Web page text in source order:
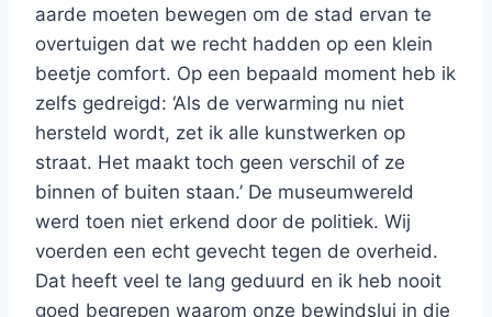
aarde moeten bewegen om de stad ervan te
overtuigen dat we recht hadden op een klein
beetje comfort. Op een bepaald moment heb ik
zelfs gedreigd: ‘Als de verwarming nu niet
hersteld wordt, zet ik alle kunstwerken op
straat. Het maakt toch geen verschil of ze
binnen of buiten staan.’ De museumwereld
werd toen niet erkend door de politiek. Wij
voerden een echt gevecht tegen de overheid.
Dat heeft veel te lang geduurd en ik heb nooit
goed begrepen waarom onze bewindslui in die